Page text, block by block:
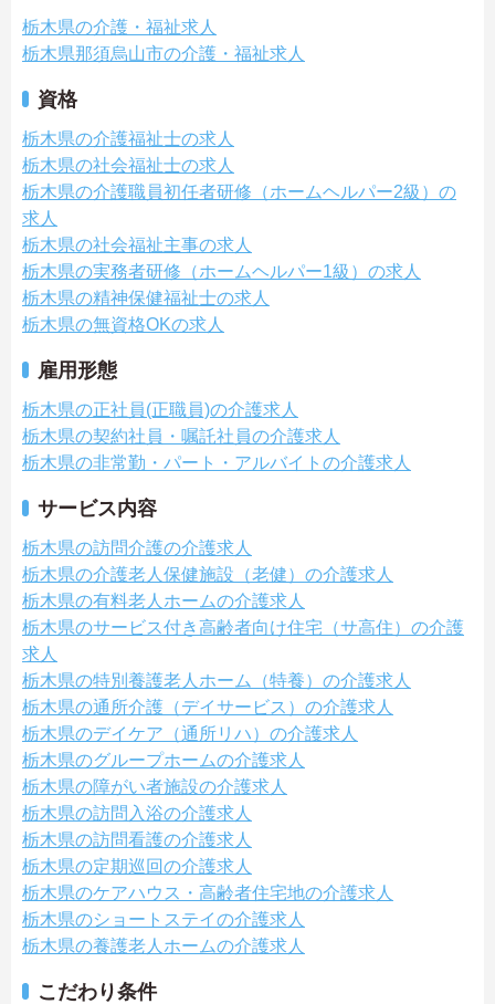
栃木県の介護・福祉求人
栃木県那須烏山市の介護・福祉求人
資格
栃木県の介護福祉士の求人
栃木県の社会福祉士の求人
栃木県の介護職員初任者研修（ホームヘルパー2級）の
求人
栃木県の社会福祉主事の求人
栃木県の実務者研修（ホームヘルパー1級）の求人
栃木県の精神保健福祉士の求人
栃木県の無資格OKの求人
雇用形態
栃木県の正社員(正職員)の介護求人
栃木県の契約社員・嘱託社員の介護求人
栃木県の非常勤・パート・アルバイトの介護求人
サービス内容
栃木県の訪問介護の介護求人
栃木県の介護老人保健施設（老健）の介護求人
栃木県の有料老人ホームの介護求人
栃木県のサービス付き高齢者向け住宅（サ高住）の介護
求人
栃木県の特別養護老人ホーム（特養）の介護求人
栃木県の通所介護（デイサービス）の介護求人
栃木県のデイケア（通所リハ）の介護求人
栃木県のグループホームの介護求人
栃木県の障がい者施設の介護求人
栃木県の訪問入浴の介護求人
栃木県の訪問看護の介護求人
栃木県の定期巡回の介護求人
栃木県のケアハウス・高齢者住宅地の介護求人
栃木県のショートステイの介護求人
栃木県の養護老人ホームの介護求人
こだわり条件